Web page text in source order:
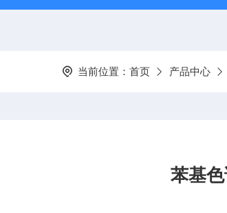
当前位置： 首页 产品中心
苯基